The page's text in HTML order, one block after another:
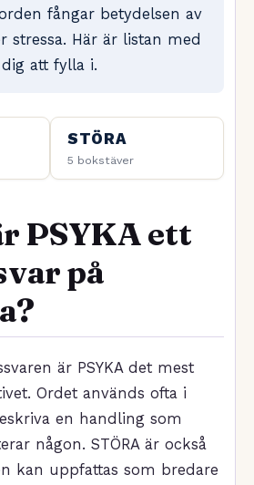
orden fångar betydelsen av
stressa. Här är listan med
att fylla i.
STÖRA
5 bokstäver
PSYKA ett
på
är PSYKA det mest
Ordet används ofta i
en handling som
någon. STÖRA är också
kan uppfattas som bredare